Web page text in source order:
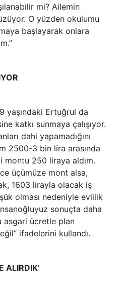
mi? Ailemin
O yüzden okulumu
başlayarak onlara
yaşındaki Ertuğrul da
katkı sunmaya çalışıyor.
dahi yapamadığını
2500-3 bin lira arasında
montu 250 liraya aldım.
üçümüze mont alsa,
1603 lirayla olacak iş
olması nedeniyle evlilik
sonuçta daha
asgari ücretle plan
ifadelerini kullandı.
ALIRDIK’